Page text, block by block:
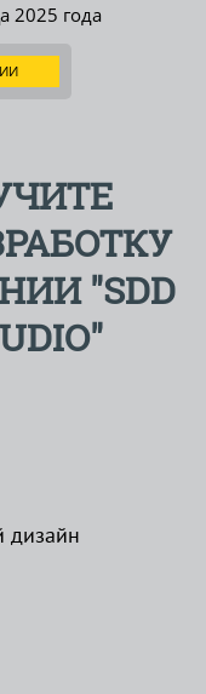
2025 года
"SDD
дизайн